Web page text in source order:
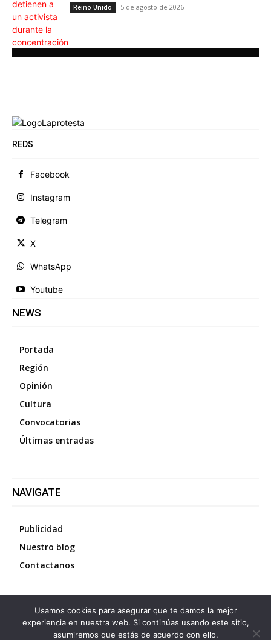
Reino Unido 5 de agosto de 2026
REDS
Facebook
Instagram
Telegram
X
WhatsApp
Youtube
NEWS
Portada
Región
Opinión
Cultura
Convocatorias
Últimas entradas
NAVIGATE
Publicidad
Nuestro blog
Contactanos
©2026 Diario La Protesta.es- Todos los derechos
reservados
Usamos cookies para asegurar que te damos la mejor
experiencia en nuestra web. Si continúas usando este sitio,
asumiremos que estás de acuerdo con ello.